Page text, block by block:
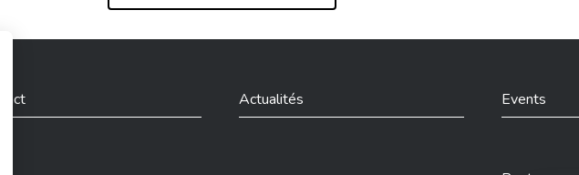
Actualités Events